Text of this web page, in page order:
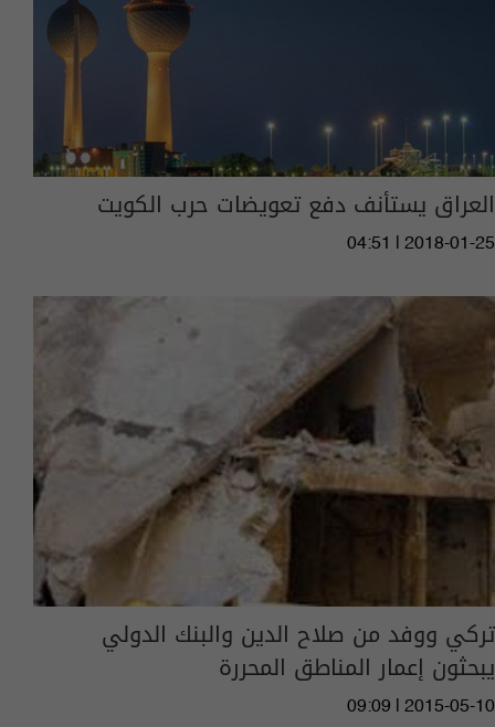
العراق يستأنف دفع تعويضات حرب الكويت
04:51 | 2018-01-25
تركي ووفد من صلاح الدين والبنك الدولي
يبحثون إعمار المناطق المحررة
09:09 | 2015-05-10